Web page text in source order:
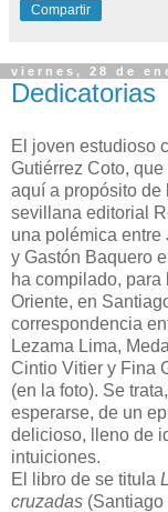
Compartir
viernes, 28 de
Dedicatorias
El joven estudioso
Gutiérrez Coto,
aquí a propósito de
sevillana editorial
una polémica entre
y Gastón Baquero
ha compilado, para
Oriente, en
correspondencia
Lezama Lima,
Cintio Vitier y Fina
(en la foto). Se
esperarse, de un
delicioso, lleno de
intuiciones.
El libro de se titula
cruzadas (Santiago